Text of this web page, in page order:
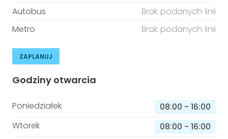
Autobus
Brak podanych linii
Metro
Brak podanych linii
ZAPLANUJ
Godziny otwarcia
Poniedziałek 08:00 - 16:00
Wtorek
08:00 - 16:00